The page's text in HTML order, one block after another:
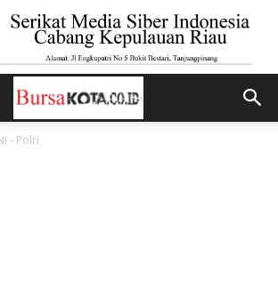
- Polri